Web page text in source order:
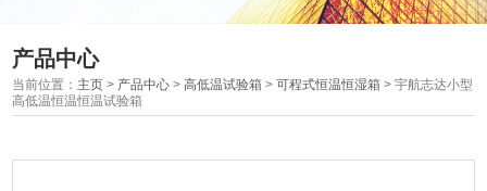
产品中心
当前位置： 主页 > 产品中心 >高低温试验箱 >可程式恒温恒湿箱 > 宇航志达小型
高低温恒温恒温试验箱